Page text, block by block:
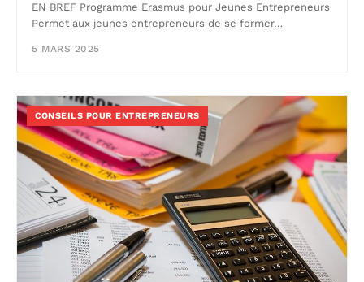
EN BREF Programme Erasmus pour Jeunes Entrepreneurs
Permet aux jeunes entrepreneurs de se former…
5 MARS 2025
CONSEILS POUR ENTREPRENEURS